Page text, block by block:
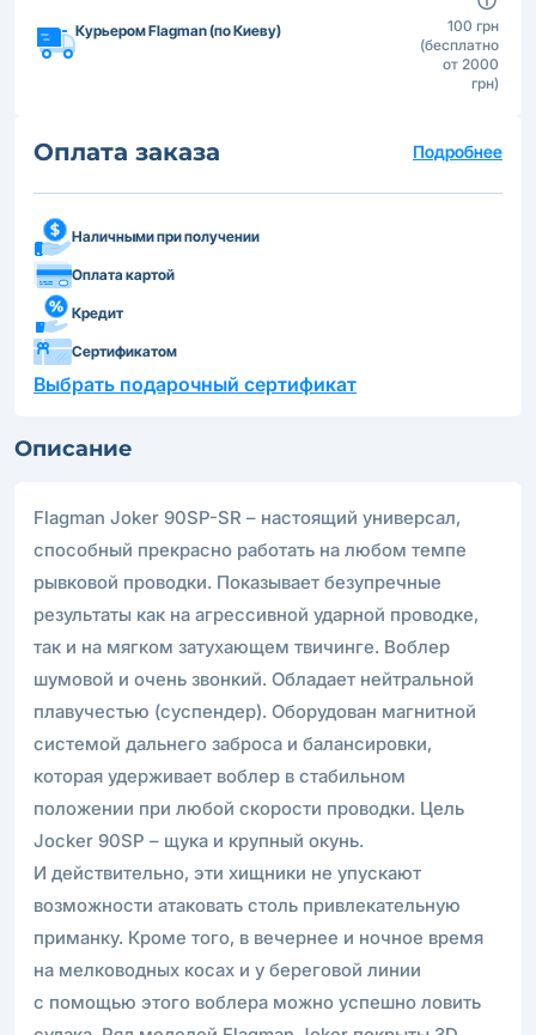
Курьером Flagman (по Киеву)
100 грн
(бесплатно
от 2000
грн)
Оплата заказа Подробнее
Наличными при получении
Оплата картой
Кредит
Сертификатом
Выбрать подарочный сертификат
Описание
Flagman Joker 90SP-SR – настоящий универсал,
способный прекрасно работать на любом темпе
рывковой проводки. Показывает безупречные
результаты как на агрессивной ударной проводке,
так и на мягком затухающем твичинге. Воблер
шумовой и очень звонкий. Обладает нейтральной
плавучестью (суспендер). Оборудован магнитной
системой дальнего заброса и балансировки,
которая удерживает воблер в стабильном
положении при любой скорости проводки. Цель
Jocker 90SP – щука и крупный окунь.
И действительно, эти хищники не упускают
возможности атаковать столь привлекательную
приманку. Кроме того, в вечернее и ночное время
на мелководных косах и у береговой линии
с помощью этого воблера можно успешно ловить